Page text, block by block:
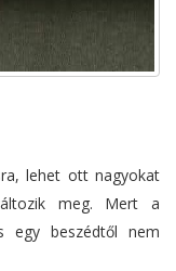
lehet ott nagyokat
meg. Mert a
egy beszédtől nem